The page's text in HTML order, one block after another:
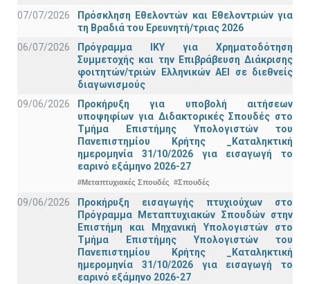
07/07/2026
Πρόσκληση Εθελοντών και Εθελοντριών για
τη Βραδιά του Ερευνητή/τριας 2026
06/07/2026
Πρόγραμμα ΙΚΥ για Χρηματοδότηση
Συμμετοχής και την Επιβράβευση Διάκρισης
φοιτητών/τριών Ελληνικών ΑΕΙ σε διεθνείς
διαγωνισμούς
09/06/2026
Προκήρυξη για υποβολή αιτήσεων
υποψηφίων για Διδακτορικές Σπουδές στο
Τμήμα Eπιστήμης Υπολογιστών του
Πανεπιστημίου Κρήτης _Καταληκτική
ημερομηνία 31/10/2026 για εισαγωγή το
εαρινό εξάμηνο 2026-27
#Μεταπτυχιακές Σπουδές #Σπουδές
09/06/2026
Προκήρυξη εισαγωγής πτυχιούχων στo
Πρόγραμμα Μεταπτυχιακών Σπουδών στην
Επιστήμη και Μηχανική Υπολογιστών στο
Τμήμα Eπιστήμης Υπολογιστών του
Πανεπιστημίου Κρήτης _Καταληκτική
ημερομηνία 31/10/2026 για εισαγωγή το
εαρινό εξάμηνο 2026-27